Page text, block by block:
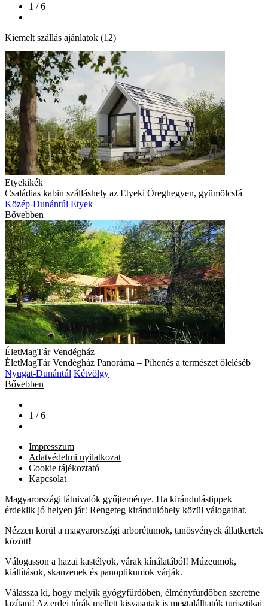
1 / 6
Kiemelt szállás ajánlatok (12)
Etyekikék
Családias kabin szálláshely az Etyeki Öreghegyen, gyümölcsfá
Közép-Dunántúl Etyek
Bővebben
ÉletMagTár Vendégház
ÉletMagTár Vendégház Panoráma – Pihenés a természet öleléséb
Nyugat-Dunántúl Kétvölgy
Bővebben
1 / 6
Impresszum
Adatvédelmi nyilatkozat
Cookie tájékoztató
Kapcsolat
Magyarországi látnivalók gyűjteménye. Ha kirándulástippek
érdeklik jó helyen jár! Rengeteg kirándulóhely közül válogathat.
Nézzen körül a magyarországi arborétumok, tanösvények állatkertek
között!
Válogasson a hazai kastélyok, várak kínálatából! Múzeumok,
kiállítások, skanzenek és panoptikumok várják.
Válassza ki, hogy melyik gyógyfürdőben, élményfürdőben szeretne
lazítani! Az erdei túrák mellett kisvasutak is megtalálhatók turisztikai